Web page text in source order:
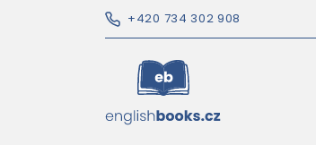
+420 734 302 908